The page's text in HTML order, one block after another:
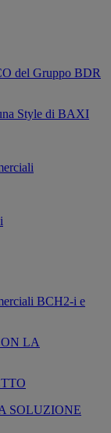
del Gruppo BDR
Style di BAXI
BCH2-i e
LA
SOLUZIONE